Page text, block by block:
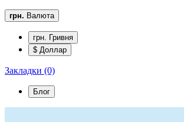
грн. Валюта
грн. Гривня
$ Доллар
Закладки (0)
Блог